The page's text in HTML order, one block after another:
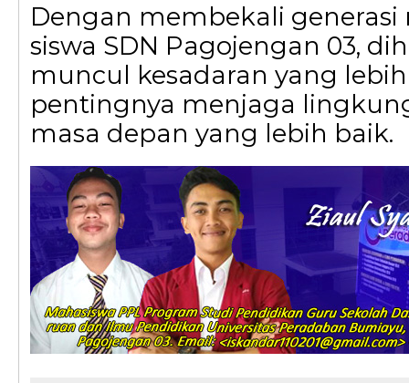
Dengan membekali generasi
siswa SDN Pagojengan 03,
muncul kesadaran yang
pentingnya menjaga
masa depan yang lebih baik.